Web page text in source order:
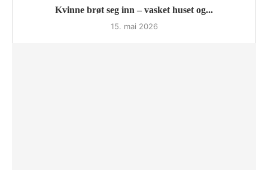
Kvinne brøt seg inn – vasket huset og...
15. mai 2026